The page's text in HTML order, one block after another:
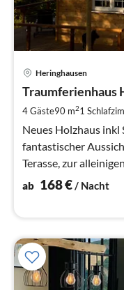
Heringhausen
Traumferienhaus
4 Gäste90 m21
Neues Holzhaus inkl Sauna und Kaminofen, mit
fantastischer
Terasse, zur
Garten
ab 168€/ Nacht